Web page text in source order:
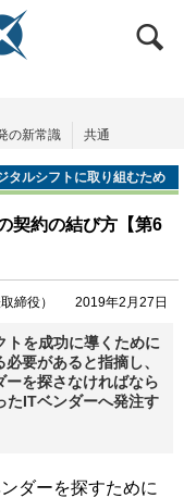
の新常識
共通
タルシフトに取り組むため
フトウェア開発の新常識
契約の結び方【第6
締役） 2019年2月27日
トを成功に導くために
要があると指摘し、
を探さなければなら
たITベンダーへ発注す
ダーを探すために